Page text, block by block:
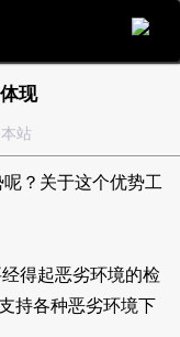
现
站
？关于这个优势工
得起恶劣环境的检
持各种恶劣环境下
留言